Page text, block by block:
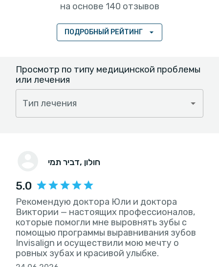
на основе 140 отзывов
ПОДРОБНЫЙ РЕЙТИНГ
Просмотр по типу медицинской проблемы
или лечения
Тип лечения
דביר תמי , חולון
5.0
Рекомендую доктора Юли и доктора
Виктории — настоящих профессионалов,
которые помогли мне выровнять зубы с
помощью программы выравнивания зубов
Invisalign и осуществили мою мечту о
ровных зубах и красивой улыбке.